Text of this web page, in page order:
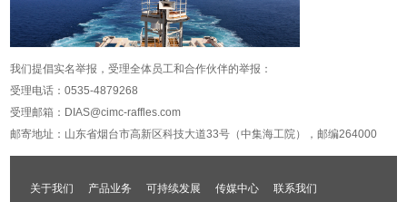
我们提倡实名举报，受理全体员工和合作伙伴的举报：
受理电话：0535-4879268
受理邮箱：DIAS@cimc-raffles.com
邮寄地址：山东省烟台市高新区科技大道33号（中集海工院），邮编264000
关于我们 产品业务 可持续发展 传媒中心 联系我们